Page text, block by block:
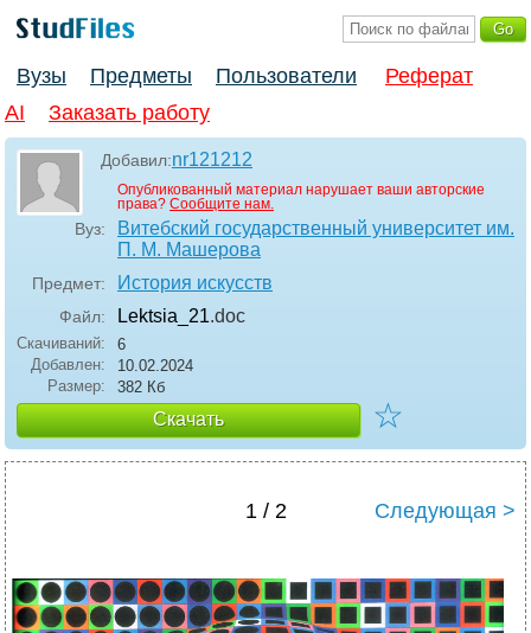
Вузы Предметы Пользователи
Реферат
AI
Заказать работу
Добавил:nr121212
Опубликованный материал нарушает ваши авторские
права? Сообщите нам.
Вуз:
Витебский государственный университет им.
П. М. Машерова
Предмет: История искусств
Файл: Lektsia_21.doc
Скачиваний:
6
Добавлен:
10.02.2024
Размер:
382 Кб
Скачать ☆
1 / 2 Следующая >